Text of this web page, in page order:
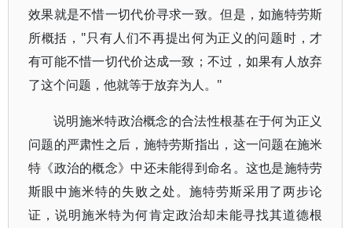
效果就是不惜一切代价寻求一致。但是，如施特劳斯
所概括，"只有人们不再提出何为正义的问题时，才
有可能不惜一切代价达成一致；不过，如果有人放弃
了这个问题，他就等于放弃为人。"
说明施米特政治概念的合法性根基在于何为正义
问题的严肃性之后，施特劳斯指出，这一问题在施米
特《政治的概念》中还未能得到命名。这也是施特劳
斯眼中施米特的失败之处。施特劳斯采用了两步论
证，说明施米特为何肯定政治却未能寻找其道德根